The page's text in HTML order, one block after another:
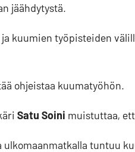
jäähdytystä.
kuumien työpisteiden
ohjeistaa kuumatyöhön.
Satu Soini muistuttaa,
ulkomaanmatkalla tuntuu